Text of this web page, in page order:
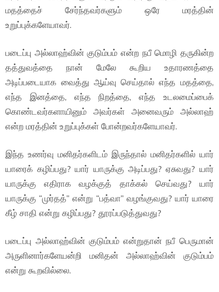
மதத்தைச் சேர்ந்தவர்களும் ஒரே மரத்தின்
உறுப்புக்களேயாவர்.
படைப்பு அல்லாஹ்வின் குடும்பம் என்ற நபீ மொழி தருகின்ற
தத்துவத்தை நான் மேலே கூறிய உதாரணத்தை
அடிப்படையாக வைத்து ஆய்வு செய்தால் எந்த மதத்தை,
எந்த இனத்தை, எந்த நிறத்தை, எந்த உடலமைப்பைக்
கொண்டவர்களாயினும் அவர்கள் அனைவரும் அல்லாஹ்
என்ற மரத்தின் உறுப்புக்கள் போன்றவர்களேயாவர்.
இந்த உணர்வு மனிதர்களிடம் இருந்தால் மனிதர்களில் யார்
யாரைக் கழிப்பது? யார் யாருக்கு அடிப்பது? ஏசுவது? யார்
யாருக்கு எதிராக வழக்குத் தாக்கல் செய்வது? யார்
யாருக்கு “முர்தத்” என்று “பத்வா” வழங்குவது? யார் யாரை
கீழ் சாதி என்று கழிப்பது? தூரப்படுத்துவது?
படைப்பு அல்லாஹ்வின் குடும்பம் என்றுதான் நபீ பெருமான்
அருளினார்களேயன்றி மனிதன் அல்லாஹ்வின் குடும்பம்
என்று கூறவில்லை.